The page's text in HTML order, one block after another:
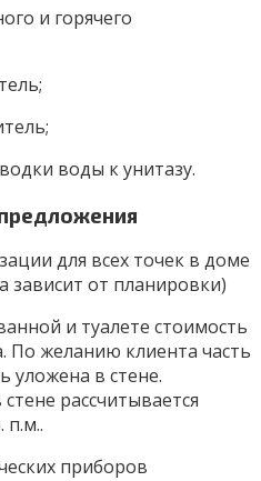
и горячего
воды к унитазу.
для всех точек в доме
зависит от планировки)
и туалете стоимость
По желанию клиента часть
уложена в стене.
рассчитывается
п.м..
приборов